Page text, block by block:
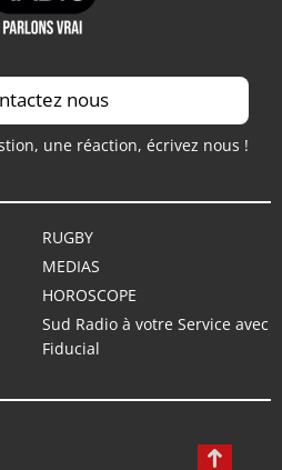
nous
une réaction, écrivez nous !
RUGBY
MEDIAS
HOROSCOPE
Sud Radio à votre Service avec
Fiducial